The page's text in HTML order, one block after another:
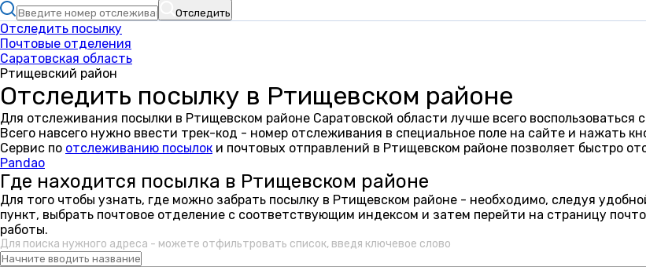
Отследить
Отследить посылку
Почтовые отделения
Саратовская область
Ртищевский район
Отследить посылку в Ртищевском районе
Для отслеживания посылки в Ртищевском районе Саратовской области лучше всего
Всего навсего нужно ввести трек-код - номер отслеживания в специальное поле на сайте и нажать
Сервис по отслеживанию посылок и почтовых отправлений в Ртищевском районе позволяет быстро
Pandao
Где находится посылка в Ртищевском районе
Для того чтобы узнать, где можно забрать посылку в Ртищевском районе - необходимо, следуя
пункт, выбрать почтовое отделение с соответствующим индексом и затем перейти на страницу
работы.
Для поиска нужного адреса - можете отфильтровать список, введя ключевое слово